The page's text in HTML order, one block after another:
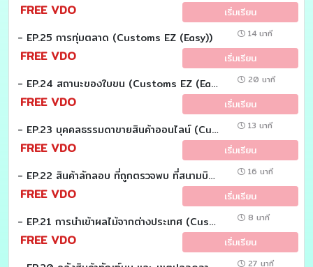
FREE VDO เริ่มเรียน
- EP.25 การทุ่มตลาด (Customs EZ (Easy)) 14 นาที
FREE VDO เริ่มเรียน
- EP.24 สถานะของใบขน (Customs EZ (Easy)) 20 นาที
FREE VDO เริ่มเรียน
- EP.23 บุคคลธรรมดาขายสินค้าออนไลน์ (Customs EZ (Easy)) 13 นาที
FREE VDO เริ่มเรียน
- EP.22 สินค้าลักลอบ ที่ถูกตรวจพบ ที่สนามบิน (Customs EZ (Easy)) 16 นาที
FREE VDO เริ่มเรียน
- EP.21 การนำเข้าผลไม้จากต่างประเทศ (Customs EZ (Easy)) 8 นาที
FREE VDO เริ่มเรียน
27 นาที